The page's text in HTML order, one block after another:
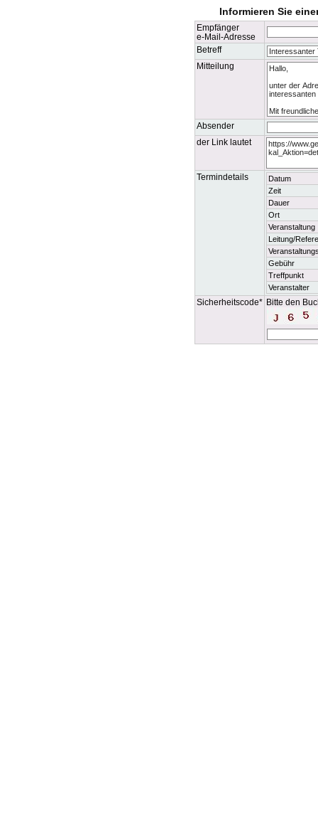
Informieren Sie
Empfänger
e-Mail-Adresse
Betreff
Mitteilung
Absender
der Link lautet
Termindetails
Datum
Zeit
Dauer
Ort
Veranstaltung
Leitung/
Gebühr
Treffpunkt
Veranstalter
Sicherheitscode* Bitte den